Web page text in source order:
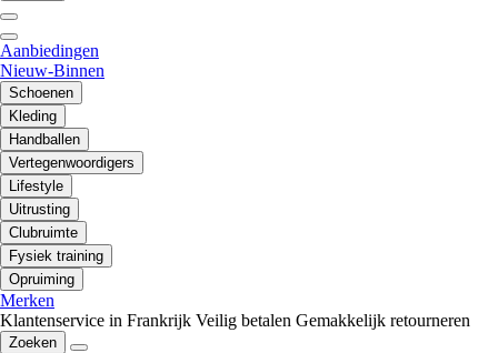
Aanbiedingen
Nieuw-Binnen
Schoenen
Kleding
Handballen
Vertegenwoordigers
Lifestyle
Uitrusting
Clubruimte
Fysiek training
Opruiming
Merken
Klantenservice in Frankrijk Veilig betalen Gemakkelijk retourneren
Zoeken